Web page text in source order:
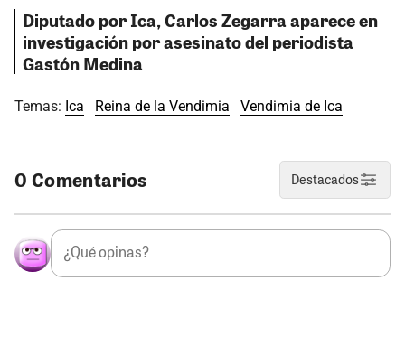
Diputado por Ica, Carlos Zegarra aparece en
investigación por asesinato del periodista
Gastón Medina
Temas: Ica Reina de la Vendimia Vendimia de Ica
0 Comentarios Destacados